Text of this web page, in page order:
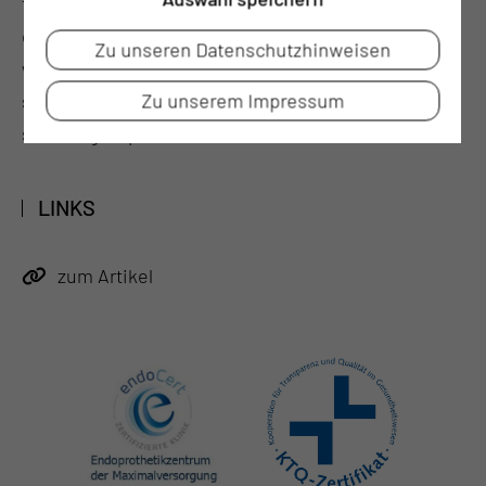
efficiency, and reduced burden on administrators,
while also enabling self-service functionalities and
specialization of single applications on individual
service groups.
LINKS
zum Artikel
Zu unseren Datenschutzhinweisen
Zu unserem Impressum